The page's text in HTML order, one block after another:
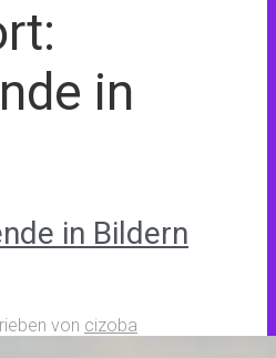
in
in Bildern
von cizoba